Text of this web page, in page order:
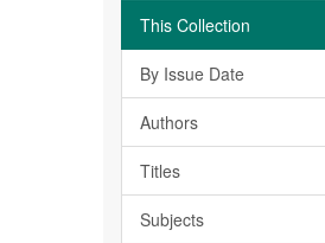
This Collection
By Issue Date
Authors
Titles
Subjects